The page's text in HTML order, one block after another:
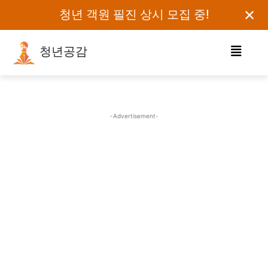
청년 객원 필진 상시 모집 중! ✕
청년공감
-Advertisement-